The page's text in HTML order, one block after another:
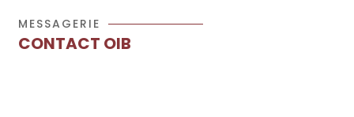
MESSAGERIE
CONTACT OIB